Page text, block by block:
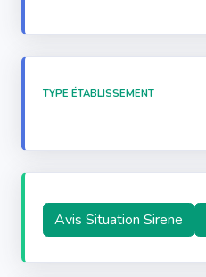
TYPE ÉTABLISSEMENT
Avis Situation Sirene